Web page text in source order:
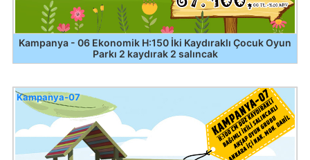
Kampanya - 06 Ekonomik H:150 İki Kaydıraklı Çocuk Oyun
Parkı 2 kaydırak 2 salıncak
Kampanya-07